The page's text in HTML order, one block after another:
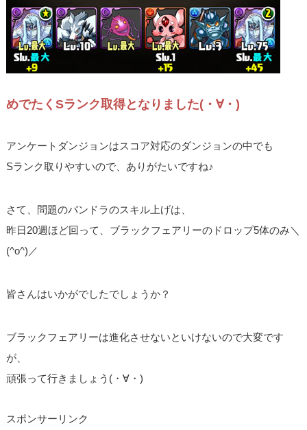
めでたくSランク取得となりました(・∀・)
アンケートダンジョンはスコア対応のダンジョンの中でも
Sランク取りやすいので、ありがたいですね♪
さて、問題のパンドラのスキル上げは、
昨日20週ほど回って、ブラックフェアリーのドロップ5体のみ＼
(^o^)／
皆さんはいかがでしたでしょうか？
ブラックフェアリーは進化させないといけないので大変です
が、
頑張って行きましょう(・∀・)
スポンサーリンク